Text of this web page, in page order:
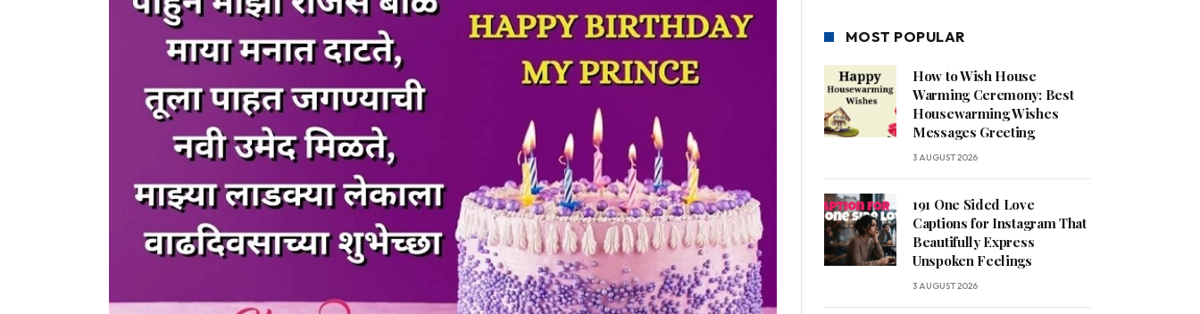
MOST POPULAR
How to Wish House
Warming Ceremony: Best
Housewarming Wishes
Messages Greeting
3 AUGUST 2026
191 One Sided Love
Captions for Instagram That
Beautifully Express
Unspoken Feelings
3 AUGUST 2026